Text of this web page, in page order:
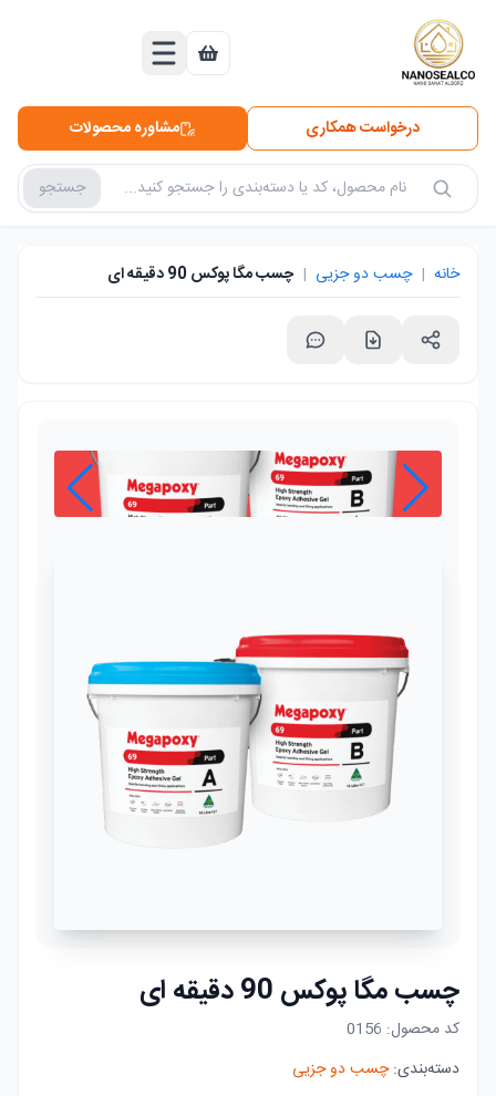
درخواست همکاری مشاوره محصولات
جستجو در محصولات جستجو
خانه | چسب دو جزیی | چسب مگا پوکس 90 دقیقه ای
چسب مگا پوکس 90 دقیقه ای
کد محصول: 0156
دسته‌بندی: چسب دو جزیی